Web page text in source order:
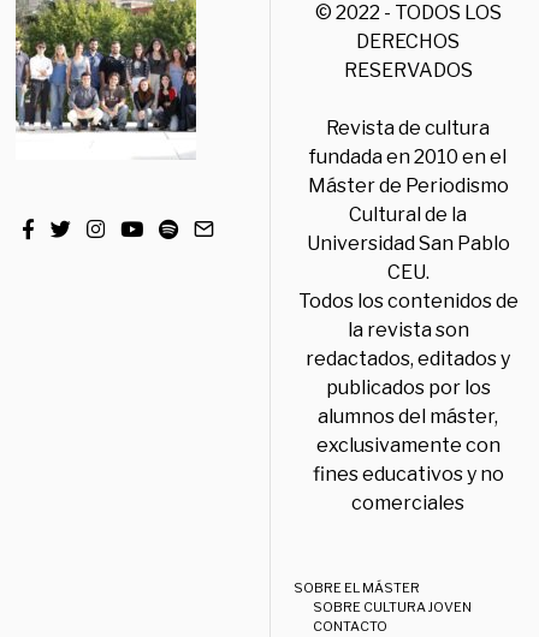
© 2022 - TODOS LOS
DERECHOS
RESERVADOS
Revista de cultura
fundada en 2010 en el
Máster de Periodismo
Cultural de la
Universidad San Pablo
CEU.
Todos los contenidos de
la revista son
redactados, editados y
publicados por los
alumnos del máster,
exclusivamente con
fines educativos y no
comerciales
SOBRE EL MÁSTER
SOBRE CULTURA JOVEN
CONTACTO